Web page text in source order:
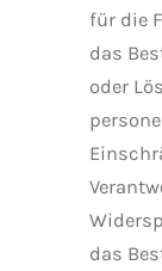
für die
das
oder
das